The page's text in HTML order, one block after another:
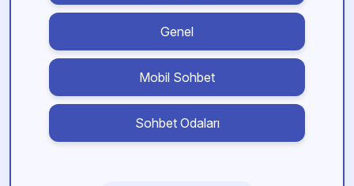
Genel
Mobil Sohbet
Sohbet Odaları